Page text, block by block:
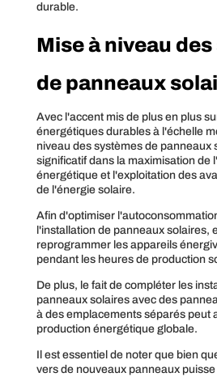
durable.
Mise à niveau
de panneaux
Avec l'accent mis de plus en plus
énergétiques durables à l'échelle
niveau des systèmes de panneaux
significatif dans la maximisation de
énergétique et l'exploitation des
de l'énergie solaire.
Afin d'optimiser
l'installation de panneaux solaires,
reprogrammer les appareils
pendant les heures de production
De plus, le fait de compléter les
panneaux solaires avec des
à des emplacements séparés peut
production énergétique globale.
Il est essentiel de noter que bien
vers de nouveaux panneaux